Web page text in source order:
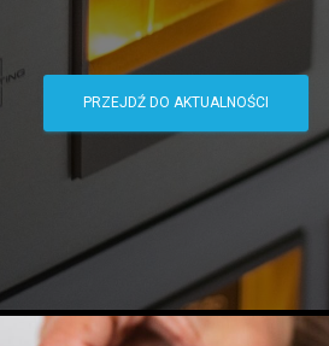
PRZEJDŹ DO AKTUALNOŚCI